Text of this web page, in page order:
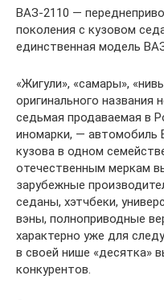
ВАЗ-2110 —
поколения с кузовом
единственная модель
«Жигули», «самары»,
оригинального названия
седьмая продаваемая в
иномарки, — автомобиль
кузова в одном
отечественным меркам
зарубежные
седаны, хэтчбеки,
вэны, полноприводные
характерно уже для
в своей нише «десятка»
конкурентов.